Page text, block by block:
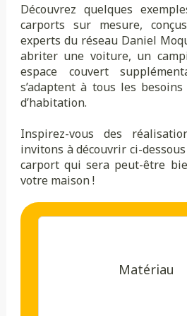
Découvrez quelques
carports sur mesure,
experts du réseau Daniel
abriter une voiture, un
espace couvert
s’adaptent à tous les
d’habitation.
Inspirez-vous des
invitons à découvrir ci-
carport qui sera peut-être
votre maison !
Matériau